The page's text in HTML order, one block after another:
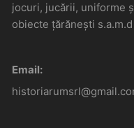
jocuri, jucării, uniforme
obiecte țărănești s.a.m.d
Email: